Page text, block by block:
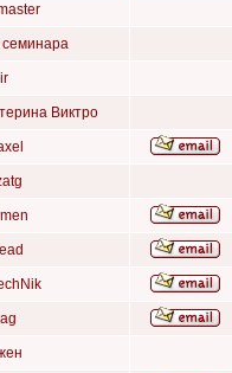
семинара
ir
Виктро